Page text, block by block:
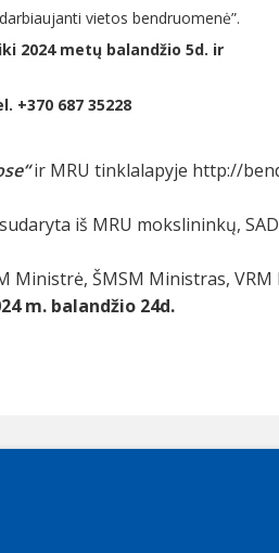
vietos bendruomenė”.
2024 metų balandžio 5d. ir
687 35228
ir MRU tinklalapyje http://
iš MRU mokslininkų,
Ministrė, ŠMSM Ministras,
m. balandžio 24d.